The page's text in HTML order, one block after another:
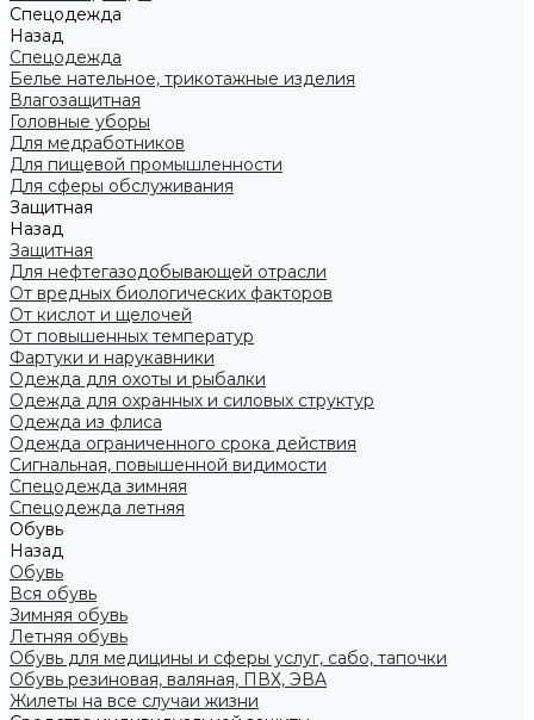
Спецодежда
Назад
Спецодежда
Белье нательное, трикотажные изделия
Влагозащитная
Головные уборы
Для медработников
Для пищевой промышленности
Для сферы обслуживания
Защитная
Назад
Защитная
Для нефтегазодобывающей отрасли
От вредных биологических факторов
От кислот и щелочей
От повышенных температур
Фартуки и нарукавники
Одежда для охоты и рыбалки
Одежда для охранных и силовых структур
Одежда из флиса
Одежда ограниченного срока действия
Сигнальная, повышенной видимости
Спецодежда зимняя
Спецодежда летняя
Обувь
Назад
Обувь
Вся обувь
Зимняя обувь
Летняя обувь
Обувь для медицины и сферы услуг, сабо, тапочки
Обувь резиновая, валяная, ПВХ, ЭВА
Жилеты на все случаи жизни